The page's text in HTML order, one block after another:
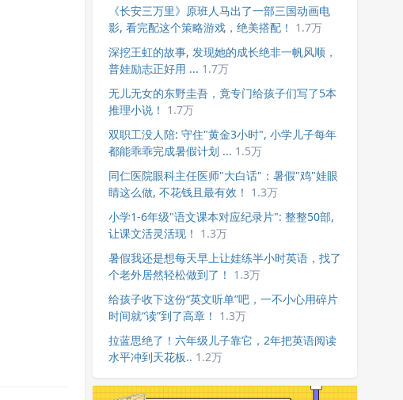
《长安三万里》原班人马出了一部三国动画电
影, 看完配这个策略游戏，绝美搭配！ 1.7万
深挖王虹的故事, 发现她的成长绝非一帆风顺，
普娃励志正好用 ... 1.7万
无儿无女的东野圭吾，竟专门给孩子们写了5本
推理小说！ 1.7万
双职工没人陪: 守住"黄金3小时", 小学儿子每年
都能乖乖完成暑假计划 ... 1.5万
同仁医院眼科主任医师"大白话"：暑假"鸡"娃眼
睛这么做, 不花钱且最有效！ 1.3万
小学1-6年级"语文课本对应纪录片": 整整50部,
让课文活灵活现！ 1.3万
暑假我还是想每天早上让娃练半小时英语，找了
个老外居然轻松做到了！ 1.3万
给孩子收下这份“英文听单”吧，一不小心用碎片
时间就“读”到了高章！ 1.3万
拉蓝思绝了！六年级儿子靠它，2年把英语阅读
水平冲到天花板.. 1.2万